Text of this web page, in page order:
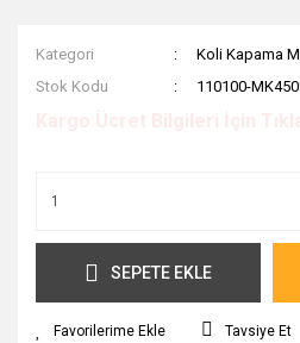
Kategori
Koli Kapama
Stok Kodu
110100-
SEPETE EKLE
Tavsiye Et